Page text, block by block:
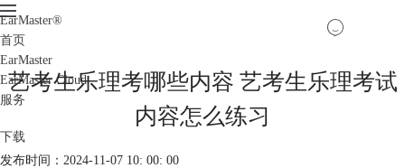
EarMaster®
首页
EarMaster
EarMaster Cloud
服务
下载
艺考生乐理考哪些内容 艺考生乐理考试
内容怎么练习
发布时间：2024-11-07 10: 00: 00